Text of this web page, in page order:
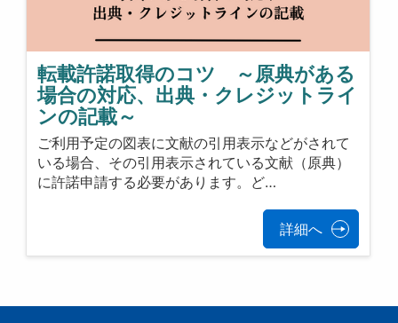
転載許諾取得のコツ ～原典がある
場合の対応、出典・クレジットライ
ンの記載～
ご利用予定の図表に文献の引用表示などがされて
いる場合、その引用表示されている文献（原典）
に許諾申請する必要があります。ど…
詳細へ